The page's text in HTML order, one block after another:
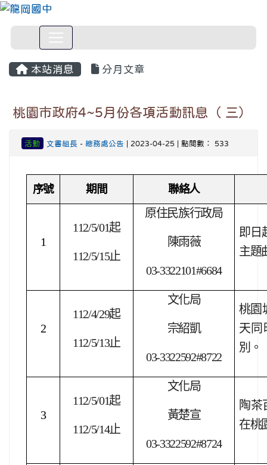
本站消息 分月文章
桃園市政府4~5月份各項活動訊息（ 三）
活動 文書組長 - 總務處公告 | 2023-04-25 | 點閱數： 533
序號 期間 聯絡人
1
112/5/01起
112/5/15止
原住民族行政局
陳雨薇
03-3322101#6684
即日
主題
2
112/4/29起
112/5/13止
文化局
宗紹凱
03-3322592#8722
桃園
天同
別。
3
112/5/01起
112/5/14止
文化局
黃楚宣
03-3322592#8724
陶茶
在桃